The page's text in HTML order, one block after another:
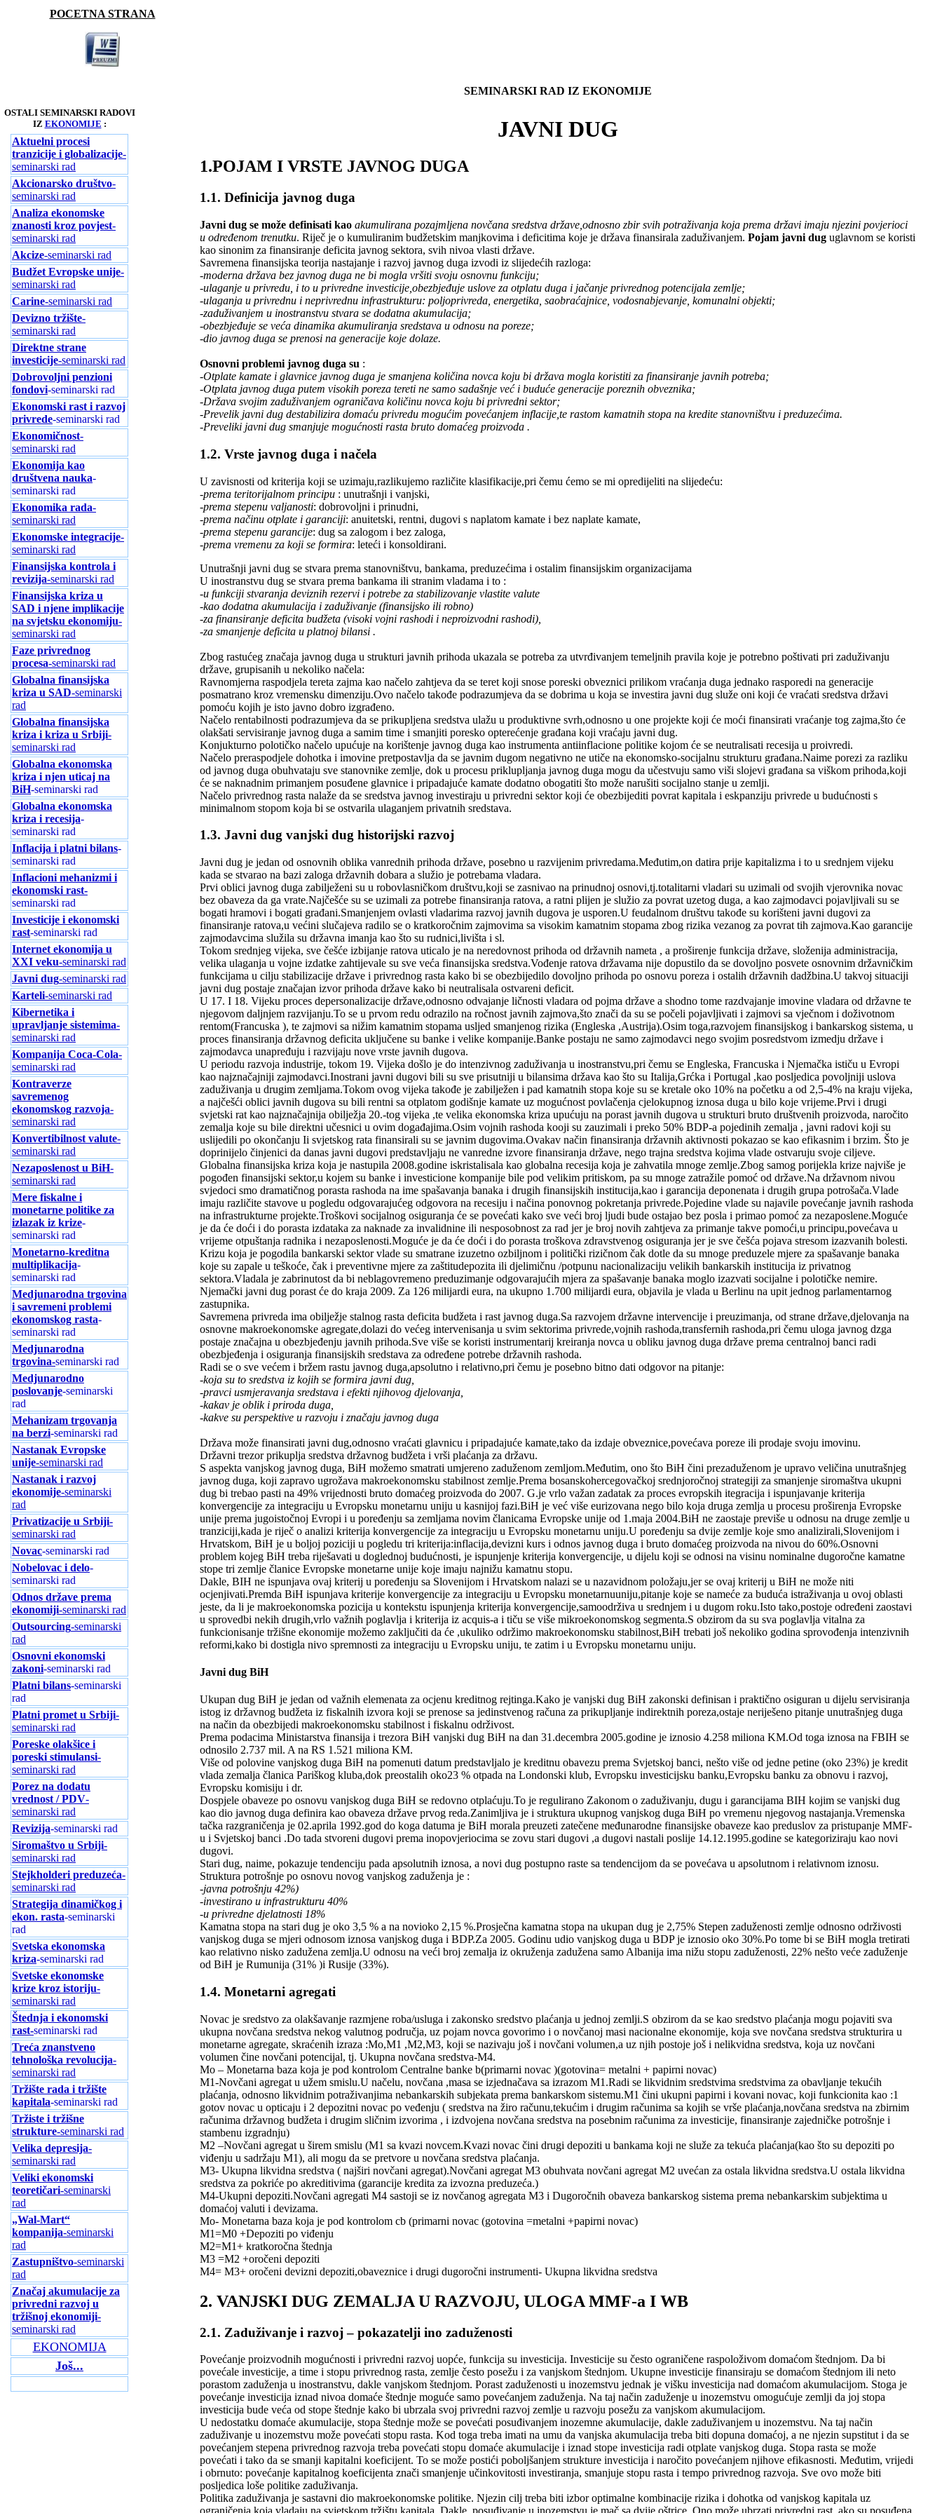
POCETNA STRANA
SEMINARSKI RAD IZ EKONOMIJE
OSTALI SEMINARSKI RADOVI
IZ EKONOMIJE :
Aktuelni procesi
tranzicije i globalizacije-
seminarski rad
Akcionarsko društvo-
seminarski rad
Analiza ekonomske
znanosti kroz povjest-
seminarski rad
Akcize-seminarski rad
Budžet Evropske unije-
seminarski rad
Carine-seminarski rad
Devizno tržište-
seminarski rad
Direktne strane
investicije-seminarski rad
Dobrovoljni penzioni
fondovi-seminarski rad
Ekonomski rast i razvoj
privrede-seminarski rad
Ekonomičnost-
seminarski rad
Ekonomija kao
društvena nauka-
seminarski rad
Ekonomika rada-
seminarski rad
Ekonomske integracije-
seminarski rad
Finansijska kontrola i
revizija-seminarski rad
Finansijska kriza u
SAD i njene implikacije
na svjetsku ekonomiju-
seminarski rad
Faze privrednog
procesa-seminarski rad
Globalna finansijska
kriza u SAD-seminarski
rad
Globalna finansijska
kriza i kriza u Srbiji-
seminarski rad
Globalna ekonomska
kriza i njen uticaj na
BiH-seminarski rad
Globalna ekonomska
kriza i recesija-
seminarski rad
Inflacija i platni bilans-
seminarski rad
Inflacioni mehanizmi i
ekonomski rast-
seminarski rad
Investicije i ekonomski
rast-seminarski rad
Internet ekonomija u
XXI veku-seminarski rad
Javni dug-seminarski rad
Karteli-seminarski rad
Kibernetika i
upravljanje sistemima-
seminarski rad
Kompanija Coca-Cola-
seminarski rad
Kontraverze
savremenog
ekonomskog razvoja-
seminarski rad
Konvertibilnost valute-
seminarski rad
Nezaposlenost u BiH-
seminarski rad
Mere fiskalne i
monetarne politike za
izlazak iz krize-
seminarski rad
Monetarno-kreditna
multiplikacija-
seminarski rad
Medjunarodna trgovina
i savremeni problemi
ekonomskog rasta-
seminarski rad
Medjunarodna
trgovina-seminarski rad
Medjunarodno
poslovanje-seminarski
rad
Mehanizam trgovanja
na berzi-seminarski rad
Nastanak Evropske
unije-seminarski rad
Nastanak i razvoj
ekonomije-seminarski
rad
Privatizacije u Srbiji-
seminarski rad
Novac-seminarski rad
Nobelovac i delo-
seminarski rad
Odnos države prema
ekonomiji-seminarski rad
Outsourcing-seminarski
rad
Osnovni ekonomski
zakoni-seminarski rad
Platni bilans-seminarski
rad
Platni promet u Srbiji-
seminarski rad
Poreske olakšice i
poreski stimulansi-
seminarski rad
Porez na dodatu
vrednost / PDV-
seminarski rad
Revizija-seminarski rad
Siromaštvo u Srbiji-
seminarski rad
Stejkholderi preduzeća-
seminarski rad
Strategija dinamičkog i
ekon. rasta-seminarski
rad
Svetska ekonomska
kriza-seminarski rad
Svetske ekonomske
krize kroz istoriju-
seminarski rad
Štednja i ekonomski
rast-seminarski rad
Treća znanstveno
tehnološka revolucija-
seminarski rad
Tržište rada i tržište
kapitala-seminarski rad
Tržiste i tržišne
strukture-seminarski rad
Velika depresija-
seminarski rad
Veliki ekonomski
teoretičari-seminarski
rad
„Wal-Mart“
kompanija-seminarski
rad
Zastupništvo-seminarski
rad
Značaj akumulacije za
privredni razvoj u
tržišnoj ekonomiji-
seminarski rad
EKONOMIJA
Još...
JAVNI DUG
1.POJAM I VRSTE JAVNOG DUGA
1.1. Definicija javnog duga
Javni dug se može definisati kao akumulirana pozajmljena novčana sredstva države,odnosno zbir svih potraživanja koja prema državi imaju njezini povjerioci
u određenom trenutku. Riječ je o kumuliranim budžetskim manjkovima i deficitima koje je država finansirala zaduživanjem. Pojam javni dug uglavnom se koristi
kao sinonim za finansiranje deficita javnog sektora, svih nivoa vlasti države.
Savremena finansijska teorija nastajanje i razvoj javnog duga izvodi iz slijedećih razloga:
-moderna država bez javnog duga ne bi mogla vršiti svoju osnovnu funkciju;
-ulaganje u privredu, i to u privredne investicije,obezbjeđuje uslove za otplatu duga i jačanje privrednog potencijala zemlje;
-ulaganja u privrednu i neprivrednu infrastrukturu: poljoprivreda, energetika, saobraćajnice, vodosnabjevanje, komunalni objekti;
-zaduživanjem u inostranstvu stvara se dodatna akumulacija;
-obezbjeđuje se veća dinamika akumuliranja sredstava u odnosu na poreze;
-dio javnog duga se prenosi na generacije koje dolaze.
Osnovni problemi javnog duga su :
-Otplate kamate i glavnice javnog duga je smanjena količina novca koju bi država mogla koristiti za finansiranje javnih potreba;
-Otplata javnog duga putem visokih poreza tereti ne samo sadašnje već i buduće generacije poreznih obveznika;
-Država svojim zaduživanjem ograničava količinu novca koju bi privredni sektor;
-Prevelik javni dug destabilizira domaću privredu mogućim povećanjem inflacije,te rastom kamatnih stopa na kredite stanovništvu i preduzećima.
-Preveliki javni dug smanjuje mogućnosti rasta bruto domaćeg proizvoda .
1.2. Vrste javnog duga i načela
U zavisnosti od kriterija koji se uzimaju,razlikujemo različite klasifikacije,pri čemu ćemo se mi opredijeliti na slijedeću:
-prema teritorijalnom principu : unutrašnji i vanjski,
-prema stepenu valjanosti: dobrovoljni i prinudni,
-prema načinu otplate i garanciji: anuitetski, rentni, dugovi s naplatom kamate i bez naplate kamate,
-prema stepenu garancije: dug sa zalogom i bez zaloga,
-prema vremenu za koji se formira: leteći i konsoldirani.
Unutrašnji javni dug se stvara prema stanovništvu, bankama, preduzećima i ostalim finansijskim organizacijama
U inostranstvu dug se stvara prema bankama ili stranim vladama i to :
-u funkciji stvaranja deviznih rezervi i potrebe za stabilizovanje vlastite valute
-kao dodatna akumulacija i zaduživanje (finansijsko ili robno)
-za finansiranje deficita budžeta (visoki vojni rashodi i neproizvodni rashodi),
-za smanjenje deficita u platnoj bilansi .
Zbog rastućeg značaja javnog duga u strukturi javnih prihoda ukazala se potreba za utvrđivanjem temeljnih pravila koje je potrebno poštivati pri zaduživanju
države, grupisanih u nekoliko načela:
Ravnomjerna raspodjela tereta zajma kao načelo zahtjeva da se teret koji snose poreski obveznici prilikom vraćanja duga jednako rasporedi na generacije
posmatrano kroz vremensku dimenziju.Ovo načelo takođe podrazumjeva da se dobrima u koja se investira javni dug služe oni koji će vraćati sredstva državi
pomoću kojih je isto javno dobro izgrađeno.
Načelo rentabilnosti podrazumjeva da se prikupljena sredstva ulažu u produktivne svrh,odnosno u one projekte koji će moći finansirati vraćanje tog zajma,što će
olakšati servisiranje javnog duga a samim time i smanjiti poresko opterećenje građana koji vraćaju javni dug.
Konjukturno polotičko načelo upućuje na korištenje javnog duga kao instrumenta antiinflacione politike kojom će se neutralisati recesija u proivredi.
Načelo preraspodjele dohotka i imovine pretpostavlja da se javnim dugom negativno ne utiče na ekonomsko-socijalnu strukturu građana.Naime porezi za razliku
od javnog duga obuhvataju sve stanovnike zemlje, dok u procesu priklupljanja javnog duga mogu da učestvuju samo viši slojevi građana sa viškom prihoda,koji
će se naknadnim primanjem posuđene glavnice i pripadajuće kamate dodatno obogatiti što može narušiti socijalno stanje u zemlji.
Načelo privrednog rasta nalaže da se sredstva javnog investiraju u privredni sektor koji će obezbijediti povrat kapitala i eskpanziju privrede u budućnosti s
minimalnom stopom koja bi se ostvarila ulaganjem privatnih sredstava.
1.3. Javni dug vanjski dug historijski razvoj
Javni dug je jedan od osnovnih oblika vanrednih prihoda države, posebno u razvijenim privredama.Međutim,on datira prije kapitalizma i to u srednjem vijeku
kada se stvarao na bazi zaloga državnih dobara a služio je potrebama vladara.
Prvi oblici javnog duga zabilježeni su u robovlasničkom društvu,koji se zasnivao na prinudnoj osnovi,tj.totalitarni vladari su uzimali od svojih vjerovnika novac
bez obaveza da ga vrate.Najčešće su se uzimali za potrebe finansiranja ratova, a ratni plijen je služio za povrat uzetog duga, a kao zajmodavci pojavljivali su se
bogati hramovi i bogati građani.Smanjenjem ovlasti vladarima razvoj javnih dugova je usporen.U feudalnom društvu takođe su korišteni javni dugovi za
finansiranje ratova,u većini slučajeva radilo se o kratkoročnim zajmovima sa visokim kamatnim stopama zbog rizika vezanog za povrat tih zajmova.Kao garancije
zajmodavcima služila su državna imanja kao što su rudnici,livišta i sl.
Tokom srednjeg vijeka, sve češće izbijanje ratova uticalo je na neredovnost prihoda od državnih nameta , a proširenje funkcija države, složenija administracija,
velika ulaganja u vojne izdatke zahtijevale su sve veća finansijska sredstva.Vođenje ratova državama nije dopustilo da se dovoljno posvete osnovnim državničkim
funkcijama u cilju stabilizacije države i privrednog rasta kako bi se obezbijedilo dovoljno prihoda po osnovu poreza i ostalih državnih dadžbina.U takvoj situaciji
javni dug postaje značajan izvor prihoda države kako bi neutralisala ostvareni deficit.
U 17. I 18. Vijeku proces depersonalizacije države,odnosno odvajanje ličnosti vladara od pojma države a shodno tome razdvajanje imovine vladara od državne te
njegovom daljnjem razvijanju.To se u prvom redu odrazilo na ročnost javnih zajmova,što znači da su se počeli pojavljivati i zajmovi sa vječnom i doživotnom
rentom(Francuska ), te zajmovi sa nižim kamatnim stopama usljed smanjenog rizika (Engleska ,Austrija).Osim toga,razvojem finansijskog i bankarskog sistema, u
proces finansiranja državnog deficita uključene su banke i velike kompanije.Banke postaju ne samo zajmodavci nego svojim posredstvom izmedju države i
zajmodavca unapređuju i razvijaju nove vrste javnih dugova.
U periodu razvoja industrije, tokom 19. Vijeka došlo je do intenzivnog zaduživanja u inostranstvu,pri čemu se Engleska, Francuska i Njemačka ističu u Evropi
kao najznačajniji zajmodavci.Inostrani javni dugovi bili su sve prisutniji u bilansima država kao što su Italija,Grćka i Portugal ,kao posljedica povoljniji uslova
zaduživanja u drugim zemljama.Tokom ovog vijeka takođe je zabilježen i pad kamatnih stopa koje su se kretale oko 10% na početku a od 2,5-4% na kraju vijeka,
a najčešći oblici javnih dugova su bili rentni sa otplatom godišnje kamate uz mogućnost povlačenja cjelokupnog iznosa duga u bilo koje vrijeme.Prvi i drugi
svjetski rat kao najznačajnija obilježja 20.-tog vijeka ,te velika ekonomska kriza upućuju na porast javnih dugova u strukturi bruto društvenih proizvoda, naročito
zemalja koje su bile direktni učesnici u ovim događajima.Osim vojnih rashoda kooji su zauzimali i preko 50% BDP-a pojedinih zemalja , javni radovi koji su
uslijedili po okončanju Ii svjetskog rata finansirali su se javnim dugovima.Ovakav način finansiranja državnih aktivnosti pokazao se kao efikasnim i brzim. Što je
doprinijelo činjenici da danas javni dugovi predstavljaju ne vanredne izvore finansiranja države, nego trajna sredstva kojima vlade ostvaruju svoje ciljeve.
Globalna finansijska kriza koja je nastupila 2008.godine iskristalisala kao globalna recesija koja je zahvatila mnoge zemlje.Zbog samog porijekla krize najviše je
pogođen finansijski sektor,u kojem su banke i investicione kompanije bile pod velikim pritiskom, pa su mnoge zatražile pomoć od države.Na državnom nivou
svjedoci smo dramatičnog porasta rashoda na ime spašavanja banaka i drugih finansijskih institucija,kao i garancija deponenata i drugih grupa potrošača.Vlade
imaju različite stavove u pogledu odgovarajućeg odgovora na recesiju i načina ponovnog pokretanja privrede.Pojedine vlade su najavile povećanje javnih rashoda
na infrastrukturne projekte.Troškovi socijalnog osiguranja će se povećati kako sve veći broj ljudi bude ostajao bez posla i primao pomoć za nezaposlene.Moguće
je da će doći i do porasta izdataka za naknade za invalidnine ili nesposobnost za rad jer je broj novih zahtjeva za primanje takve pomoći,u principu,povećava u
vrijeme otpuštanja radnika i nezaposlenosti.Moguće je da će doći i do porasta troškova zdravstvenog osiguranja jer je sve češća pojava stresom izazvanih bolesti.
Krizu koja je pogodila bankarski sektor vlade su smatrane izuzetno ozbiljnom i politički rizičnom čak dotle da su mnoge preduzele mjere za spašavanje banaka
koje su zapale u teškoće, čak i preventivne mjere za zaštitudepozita ili djelimičnu /potpunu nacionalizaciju velikih bankarskih institucija iz privatnog
sektora.Vladala je zabrinutost da bi neblagovremeno preduzimanje odgovarajućih mjera za spašavanje banaka moglo izazvati socijalne i polotičke nemire.
Njemački javni dug porast će do kraja 2009. Za 126 milijardi eura, na ukupno 1.700 milijardi eura, objavila je vlada u Berlinu na upit jednog parlamentarnog
zastupnika.
Savremena privreda ima obilježje stalnog rasta deficita budžeta i rast javnog duga.Sa razvojem državne intervencije i preuzimanja, od strane države,djelovanja na
osnovne makroekonomske agregate,dolazi do većeg intervenisanja u svim sektorima privrede,vojnih rashoda,transfernih rashoda,pri čemu uloga javnog dzga
postaje značajna u obezbjeđenju javnih prihoda.Sve više se koristi instrumentarij kreiranja novca u obliku javnog duga države prema centralnoj banci radi
obezbjeđenja i osiguranja finansijskih sredstava za određene potrebe državnih rashoda.
Radi se o sve većem i bržem rastu javnog duga,apsolutno i relativno,pri čemu je posebno bitno dati odgovor na pitanje:
-koja su to sredstva iz kojih se formira javni dug,
-pravci usmjeravanja sredstava i efekti njihovog djelovanja,
-kakav je oblik i priroda duga,
-kakve su perspektive u razvoju i značaju javnog duga
Država može finansirati javni dug,odnosno vraćati glavnicu i pripadajuće kamate,tako da izdaje obveznice,povećava poreze ili prodaje svoju imovinu.
Državni trezor prikuplja sredstva državnog budžeta i vrši plaćanja za državu.
S aspekta vanjskog javnog duga, BiH možemo smatrati umjereno zaduženom zemljom.Međutim, ono što BiH čini prezaduženom je upravo veličina unutrašnjeg
javnog duga, koji zapravo ugrožava makroekonomsku stabilnost zemlje.Prema bosanskohercegovačkoj srednjoročnoj strategiji za smanjenje siromaštva ukupni
dug bi trebao pasti na 49% vrijednosti bruto domaćeg proizvoda do 2007. G.je vrlo važan zadatak za proces evropskih itegracija i ispunjavanje kriterija
konvergencije za integraciju u Evropsku monetarnu uniju u kasnijoj fazi.BiH je već više eurizovana nego bilo koja druga zemlja u procesu proširenja Evropske
unije prema jugoistočnoj Evropi i u poređenju sa zemljama novim članicama Evropske unije od 1.maja 2004.BiH ne zaostaje previše u odnosu na druge zemlje u
tranziciji,kada je riječ o analizi kriterija konvergencije za integraciju u Evropsku monetarnu uniju.U poređenju sa dvije zemlje koje smo analizirali,Slovenijom i
Hrvatskom, BiH je u boljoj poziciji u pogledu tri kriterija:inflacija,devizni kurs i odnos javnog duga i bruto domaćeg proizvoda na nivou do 60%.Osnovni
problem kojeg BiH treba riješavati u doglednoj budućnosti, je ispunjenje kriterija konvergencije, u dijelu koji se odnosi na visinu nominalne dugoročne kamatne
stope tri zemlje članice Evropske monetarne unije koje imaju najnižu kamatnu stopu.
Dakle, BIH ne ispunjava ovaj kriterij u poređenju sa Slovenijom i Hrvatskom nalazi se u nazavidnom položaju,jer se ovaj kriterij u BiH ne može niti
ocjenjivati.Premda BiH ispunjava kriterije konvergencije za integraciju u Evropsku monetarnuuniju,pitanje koje se nameće za buduća istraživanja u ovoj oblasti
jeste, da li je makroekonomska pozicija u kontekstu ispunjenja kriterija konvergencije,samoodrživa u srednjem i u dugom roku.Isto tako,postoje određeni zaostavi
u sprovedbi nekih drugih,vrlo važnih poglavlja i kriterija iz acquis-a i tiču se više mikroekonomskog segmenta.S obzirom da su sva poglavlja vitalna za
funkcionisanje tržišne ekonomije možemo zaključiti da će ,ukuliko održimo makroekonomsku stabilnost,BiH trebati još nekoliko godina sprovođenja intenzivnih
reformi,kako bi dostigla nivo spremnosti za integraciju u Evropsku uniju, te zatim i u Evropsku monetarnu uniju.
Javni dug BiH
Ukupan dug BiH je jedan od važnih elemenata za ocjenu kreditnog rejtinga.Kako je vanjski dug BiH zakonski definisan i praktično osiguran u dijelu servisiranja
istog iz državnog budžeta iz fiskalnih izvora koji se prenose sa jedinstvenog računa za prikupljanje indirektnih poreza,ostaje neriješeno pitanje unutrašnjeg duga
na način da obezbijedi makroekonomsku stabilnost i fiskalnu održivost.
Prema podacima Ministarstva finansija i trezora BiH vanjski dug BiH na dan 31.decembra 2005.godine je iznosio 4.258 miliona KM.Od toga iznosa na FBIH se
odnosilo 2.737 mil. A na RS 1.521 miliona KM.
Više od polovine vanjskog duga BiH na pomenuti datum predstavljalo je kreditnu obavezu prema Svjetskoj banci, nešto više od jedne petine (oko 23%) je kredit
vlada zemalja članica Pariškog kluba,dok preostalih oko23 % otpada na Londonski klub, Evropsku investicijsku banku,Evropsku banku za obnovu i razvoj,
Evropsku komisiju i dr.
Dospjele obaveze po osnovu vanjskog duga BiH se redovno otplaćuju.To je regulirano Zakonom o zaduživanju, dugu i garancijama BIH kojim se vanjski dug
kao dio javnog duga definira kao obaveza države prvog reda.Zanimljiva je i struktura ukupnog vanjskog duga BiH po vremenu njegovog nastajanja.Vremenska
tačka razgraničenja je 02.aprila 1992.god do koga datuma je BiH morala preuzeti zatečene međunarodne finansijske obaveze kao preduslov za pristupanje MMF-
u i Svjetskoj banci .Do tada stvoreni dugovi prema inopovjeriocima se zovu stari dugovi ,a dugovi nastali poslije 14.12.1995.godine se kategoriziraju kao novi
dugovi.
Stari dug, naime, pokazuje tendenciju pada apsolutnih iznosa, a novi dug postupno raste sa tendencijom da se povećava u apsolutnom i relativnom iznosu.
Struktura potrošnje po osnovu novog vanjskog zaduženja je :
-javna potrošnju 42%)
-investirano u infrastrukturu 40%
-u privredne djelatnosti 18%
Kamatna stopa na stari dug je oko 3,5 % a na novioko 2,15 %.Prosječna kamatna stopa na ukupan dug je 2,75% Stepen zaduženosti zemlje odnosno održivosti
vanjskog duga se mjeri odnosom iznosa vanjskog duga i BDP.Za 2005. Godinu udio vanjskog duga u BDP je iznosio oko 30%.Po tome bi se BiH mogla tretirati
kao relativno nisko zadužena zemlja.U odnosu na veći broj zemalja iz okruženja zadužena samo Albanija ima nižu stopu zaduženosti, 22% nešto veće zaduženje
od BiH je Rumunija (31% )i Rusije (33%).
1.4. Monetarni agregati
Novac je sredstvo za olakšavanje razmjene roba/usluga i zakonsko sredstvo plaćanja u jednoj zemlji.S obzirom da se kao sredstvo plaćanja mogu pojaviti sva
ukupna novčana sredstva nekog valutnog područja, uz pojam novca govorimo i o novčanoj masi nacionalne ekonomije, koja sve novčana sredstva strukturira u
monetarne agregate, skraćenih izraza :Mo,M1 ,M2,M3, koji se nazivaju još i novčani volumen,a uz njih postoje još i nelikvidna sredstva, koja uz novčani
volumen čine novčani potencijal, tj. Ukupna novčana sredstva-M4.
Mo – Monetarna baza koja je pod kontrolom Centralne banke b(primarni novac )(gotovina= metalni + papirni novac)
M1-Novčani agregat u užem smislu.U načelu, novčana ,masa se izjednačava sa izrazom M1.Radi se likvidnim sredstvima sredstvima za obavljanje tekućih
plaćanja, odnosno likvidnim potraživanjima nebankarskih subjekata prema bankarskom sistemu.M1 čini ukupni papirni i kovani novac, koji funkcionita kao :1
gotov novac u opticaju i 2 depozitni novac po veđenju ( sredstva na žiro računu,tekućim i drugim računima sa kojih se vrše plaćanja,novčana sredstva na zbirnim
računima državnog budžeta i drugim sličnim izvorima , i izdvojena novčana sredstva na posebnim računima za investicije, finansiranje zajedničke potrošnje i
stambenu izgradnju)
M2 –Novčani agregat u širem smislu (M1 sa kvazi novcem.Kvazi novac čini drugi depoziti u bankama koji ne služe za tekuća plaćanja(kao što su depoziti po
viđenju u sadržaju M1), ali mogu da se pretvore u novčana sredstva plaćanja.
M3- Ukupna likvidna sredstva ( najširi novčani agregat).Novčani agregat M3 obuhvata novčani agregat M2 uvećan za ostala likvidna sredstva.U ostala likvidna
sredstva za pokriće po akreditivima (garancije kredita za izvozna preduzeća.)
M4-Ukupni depoziti.Novčani agregati M4 sastoji se iz novčanog agregata M3 i Dugoročnih obaveza bankarskog sistema prema nebankarskim subjektima u
domaćoj valuti i devizama.
Mo- Monetarna baza koja je pod kontrolom cb (primarni novac (gotovina =metalni +papirni novac)
M1=M0 +Depoziti po viđenju
M2=M1+ kratkoročna štednja
M3 =M2 +oročeni depoziti
M4= M3+ oročeni devizni depoziti,obaveznice i drugi dugoročni instrumenti- Ukupna likvidna sredstva
2. VANJSKI DUG ZEMALJA U RAZVOJU, ULOGA MMF-a I WB
2.1. Zaduživanje i razvoj – pokazatelji ino zaduženosti
Povećanje proizvodnih mogućnosti i privredni razvoj uopće, funkcija su investicija. Investicije su često ograničene raspoloživom domaćom štednjom. Da bi
povećale investicije, a time i stopu privrednog rasta, zemlje često posežu i za vanjskom štednjom. Ukupne investicije finansiraju se domaćom štednjom ili neto
porastom zaduženja u inostranstvu, dakle vanjskom štednjom. Porast zaduženosti u inozemstvu jednak je višku investicija nad domaćom akumulacijom. Stoga je
povećanje investicija iznad nivoa domaće štednje moguće samo povećanjem zaduženja. Na taj način zaduženje u inozemstvu omogućuje zemlji da joj stopa
investicija bude veća od stope štednje kako bi ubrzala svoj privredni razvoj zemlje u razvoju posežu za vanjskom akumulacijom.
U nedostatku domaće akumulacije, stopa štednje može se povećati posuđivanjem inozemne akumulacije, dakle zaduživanjem u inozemstvu. Na taj način
zaduživanje u inozemstvu može povećati stopu rasta. Kod toga treba imati na umu da vanjska akumulacija treba biti dopuna domaćoj, a ne njezin supstitut i da se
povećanjem stepena privrednog razvoja treba povećati stopu domaće akumulacije i iznad stope investicija radi otplate vanjskog duga. Stopa rasta se može
povećati i tako da se smanji kapitalni koeficijent. To se može postići poboljšanjem strukture investicija i naročito povećanjem njihove efikasnosti. Međutim, vrijedi
i obrnuto: povećanje kapitalnog koeficijenta znači smanjenje učinkovitosti investiranja, smanjuje stopu rasta i tempo privrednog razvoja. Sve ovo može biti
posljedica loše politike zaduživanja.
Politika zaduživanja je sastavni dio makroekonomske politike. Njezin cilj treba biti izbor optimalne kombinacije rizika i dohotka od vanjskog kapitala uz